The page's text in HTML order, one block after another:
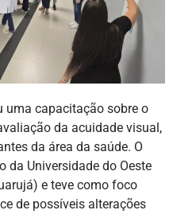
uma capacitação sobre o
da acuidade visual,
da área da saúde. O
da Universidade do Oeste
e teve como foco
de possíveis alterações